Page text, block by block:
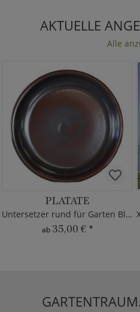
AKTUELLE
Alle
PLATATE
Untersetzer rund für Garten Blumentöpfe
ab 35,00 € *